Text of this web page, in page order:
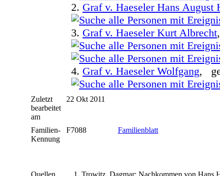
2. Graf v. Haeseler Hans August
3. Graf v. Haeseler Kurt Albrecht
4. Graf v. Haeseler Wolfgang,
Zuletzt
bearbeitet
am
22 Okt 2011
Familien-
Kennung
F7088 Familienblatt
Quellen Trowitz, Dagmar: Nachkommen von Hans